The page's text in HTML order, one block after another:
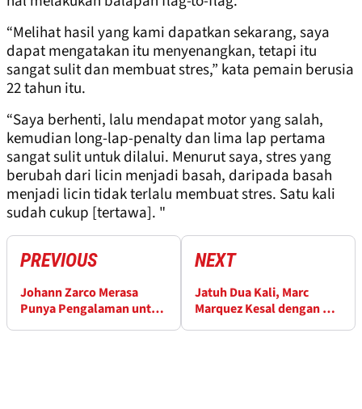
“Melihat hasil yang kami dapatkan sekarang, saya
dapat mengatakan itu menyenangkan, tetapi itu
sangat sulit dan membuat stres,” kata pemain berusia
22 tahun itu.
“Saya berhenti, lalu mendapat motor yang salah,
kemudian long-lap-penalty dan lima lap pertama
sangat sulit untuk dilalui. Menurut saya, stres yang
berubah dari licin menjadi basah, daripada basah
menjadi licin tidak terlalu membuat stres. Satu kali
sudah cukup [tertawa]. "
PREVIOUS
Johann Zarco Merasa
Punya Pengalaman untuk
NEXT
Jatuh Dua Kali, Marc
Marquez Kesal dengan Diri